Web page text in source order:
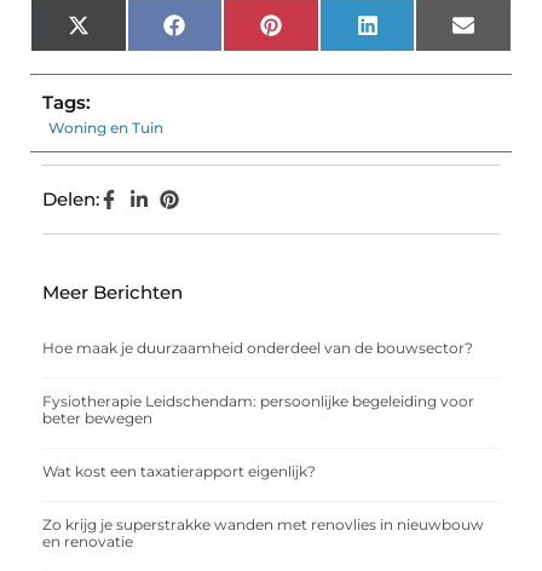
X
(Twitter)
FacebookPinterest LinkedIn Email
Tags:
Woning en Tuin
Delen:
Meer Berichten
Hoe maak je duurzaamheid onderdeel van de bouwsector?
Fysiotherapie Leidschendam: persoonlijke begeleiding voor
beter bewegen
Wat kost een taxatierapport eigenlijk?
Zo krijg je superstrakke wanden met renovlies in nieuwbouw
en renovatie